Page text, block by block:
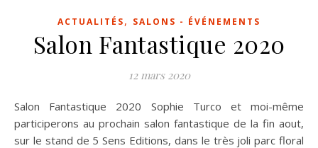
ACTUALITÉS, SALONS - ÉVÉNEMENTS
Salon Fantastique 2020
12 mars 2020
Salon Fantastique 2020 Sophie Turco et moi-même
participerons au prochain salon fantastique de la fin aout,
sur le stand de 5 Sens Editions, dans le très joli parc floral